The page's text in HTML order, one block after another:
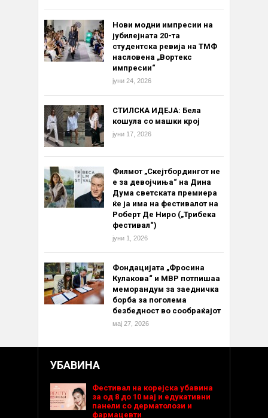
Нови модни импресии на
јубилејната 20-та
студентска ревија на ТМФ
насловена „Вортекс
импресии“
јуни 24, 2026
СТИЛСКА ИДЕЈА: Бела
кошула со машки крој
јуни 17, 2026
Филмот „Скејтбордингот не
е за девојчиња“ на Дина
Дума светската премиера
ќе ја има на фестивалот на
Роберт Де Ниро („Трибека
фестивал“)
јуни 1, 2026
Фондацијата „Фросина
Кулакова“ и МВР потпишаа
меморандум за заедничка
борба за поголема
безбедност во сообраќајот
мај 27, 2026
УБАВИНА
Фестивал на корејска убавина
за од 8 до 10 мај и едукативни
панели со дерматолози и
фармацевти